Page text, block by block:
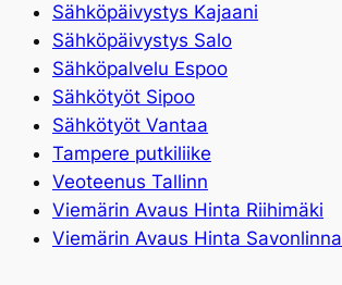
Sähköpäivystys Kajaani
Sähköpäivystys Salo
Sähköpalvelu Espoo
Sähkötyöt Sipoo
Sähkötyöt Vantaa
Tampere putkiliike
Veoteenus Tallinn
Viemärin Avaus Hinta Riihimäki
Viemärin Avaus Hinta Savonlinna